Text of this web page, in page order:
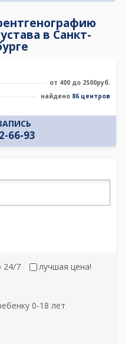
в Санкт-
от 400 до 2500руб.
найдено 86 центров
66-93
24/7
лучшая цена!
0-18 лет